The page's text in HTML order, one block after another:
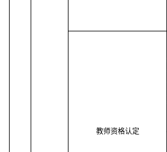
教师资格认定